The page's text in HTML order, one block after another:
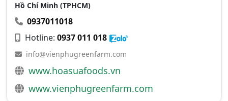
Hồ Chí Minh (TPHCM)
0937011018
Hotline: 0937 011 018
info@vienphugreenfarm.com
www.hoasuafoods.vn
www.vienphugreenfarm.com